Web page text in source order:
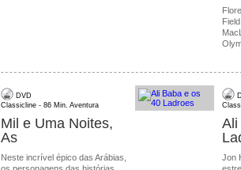
DVD
Classicline - 86 Min. Aventura
Mil e Uma Noites,
As
Neste incrível épico das Arábias,
Ali
Jon